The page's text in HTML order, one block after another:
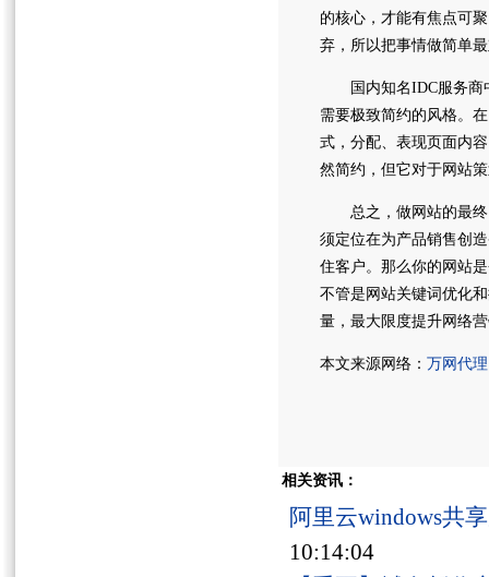
的核心，才能有焦点可
弃，所以把事情做简单
国内知名IDC服务商中
需要极致简约的风格。
式，分配、表现页面内
然简约，但它对于网站
总之，做网站的最终
须定位在为产品销售创
住客户。那么你的网站
不管是网站关键词优化
量，最大限度提升网络
本文来源网络： 万网代理
相关资讯：
阿里云windows共
10:14:04